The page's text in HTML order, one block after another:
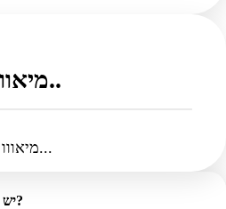
מיאווו..
מיאווו...
יש לכם שאלות? נתקלתם בבאג?